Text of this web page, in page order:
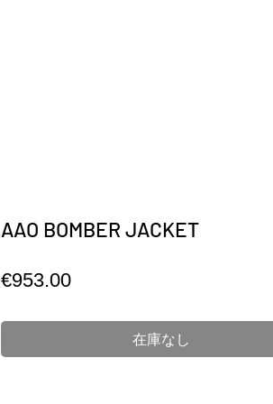
AAO BOMBER JACKET
€953.00価
在庫なし